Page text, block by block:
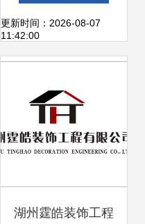
天门众诚装饰设计
工程的专业实践
更新时间：2026-08-07
11:42:00
湖州霆皓装饰工程